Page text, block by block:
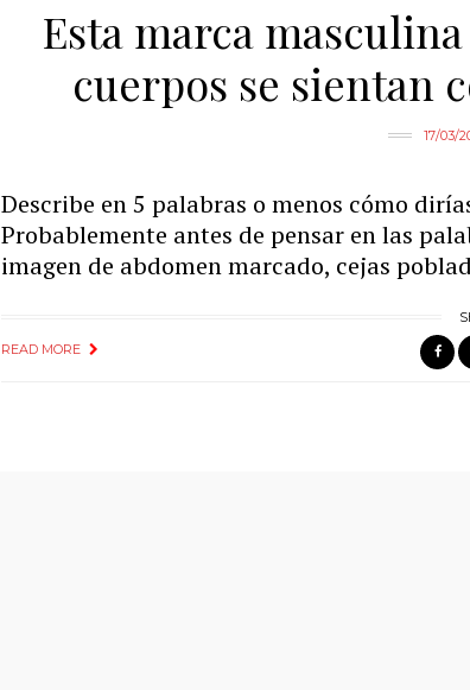
Esta marca
cuerpos se sientan
17/03/
Describe en 5 palabras o menos cómo
Probablemente antes de pensar en las
imagen de abdomen marcado, cejas
READ MORE